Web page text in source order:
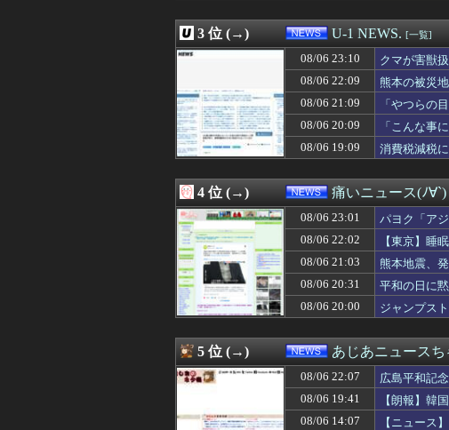
08/06 22:55
コメ価格先行き指数 過去
08/06 22:52
ついに国産ヒューマノイ
08/06 22:52
ファミマソックス、1円（
【悲報】「ブロック人数
08/06 22:40
刃物を持って中国大使館
08/06 22:33
【悲報】5年前のNHK性加
08/06 22:33
中露軍艦4隻が“日本一周”
08/06 22:30
【神対応】イオン、ポケ
08/06 22:30
【悲報】時給1500円でも
08/06 22:13
【朗報】吉野家さん､｢極
08/06 22:13
アメリカ・ミシガン州の
08/06 22:12
【政治】れいわ新選組、
08/06 22:12
【熊本地震】ヒカキン、
08/06 22:11
関西学院大学のアシスタ
08/06 22:10
【速報】子どもたちのヒ
08/06 22:09
熊本の被災地で暴れまく
08/06 22:08
【衝撃】Q：ムスリム移
08/06 22:07
広島平和記念式典パヨク
08/06 22:03
【悲報】Google、Gemini
08/06 22:02
【東京】睡眠時無呼吸症
08/06 22:00
【悲報】パチンコ店、１
【農産物】26年上半期の
セクシー系アカウントの
08/06 22:00
【悲報】ワイのせいで会
3 位 (→) U-1 NEWS. [一覧]
08/06 23:10
クマが害獣
おり……
08/06 22:09
熊本の被災
08/06 21:09
「やつらの
わりに選ん
08/06 20:09
「こんな事
たのは……
08/06 19:09 消費税減税
4 位 (→) 痛いニュース(ﾉ∀`)
08/06 23:01
パヨク「ア
08/06 22:02
【東京】睡
08/06 21:03
熊本地震、
08/06 20:31
平和の日に
08/06 20:00
ジャンプス
5 位 (→) あじあニュースち
08/06 22:07
広島平和記
08/06 19:41
【朗報】韓
08/06 14:07
【ニュース